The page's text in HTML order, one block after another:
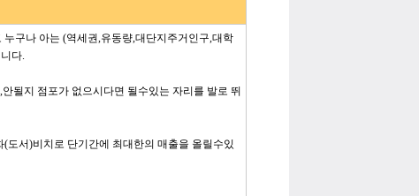
구나 아는 (역세권,유동량,대단지주거인구,대학
다.
될지 점포가 없으시다면 될수있는 자리를 발로 뛰
도서)비치로 단기간에 최대한의 매출을 올릴수있